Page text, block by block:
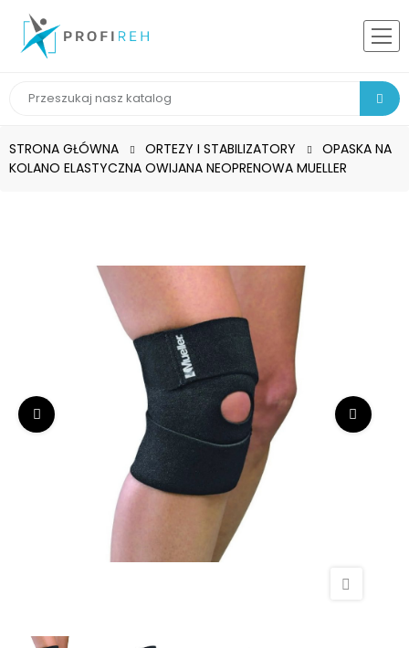
STRONA GŁÓWNA ORTEZY I STABILIZATORY
OPASKA NA
KOLANO ELASTYCZNA OWIJANA NEOPRENOWA MUELLER